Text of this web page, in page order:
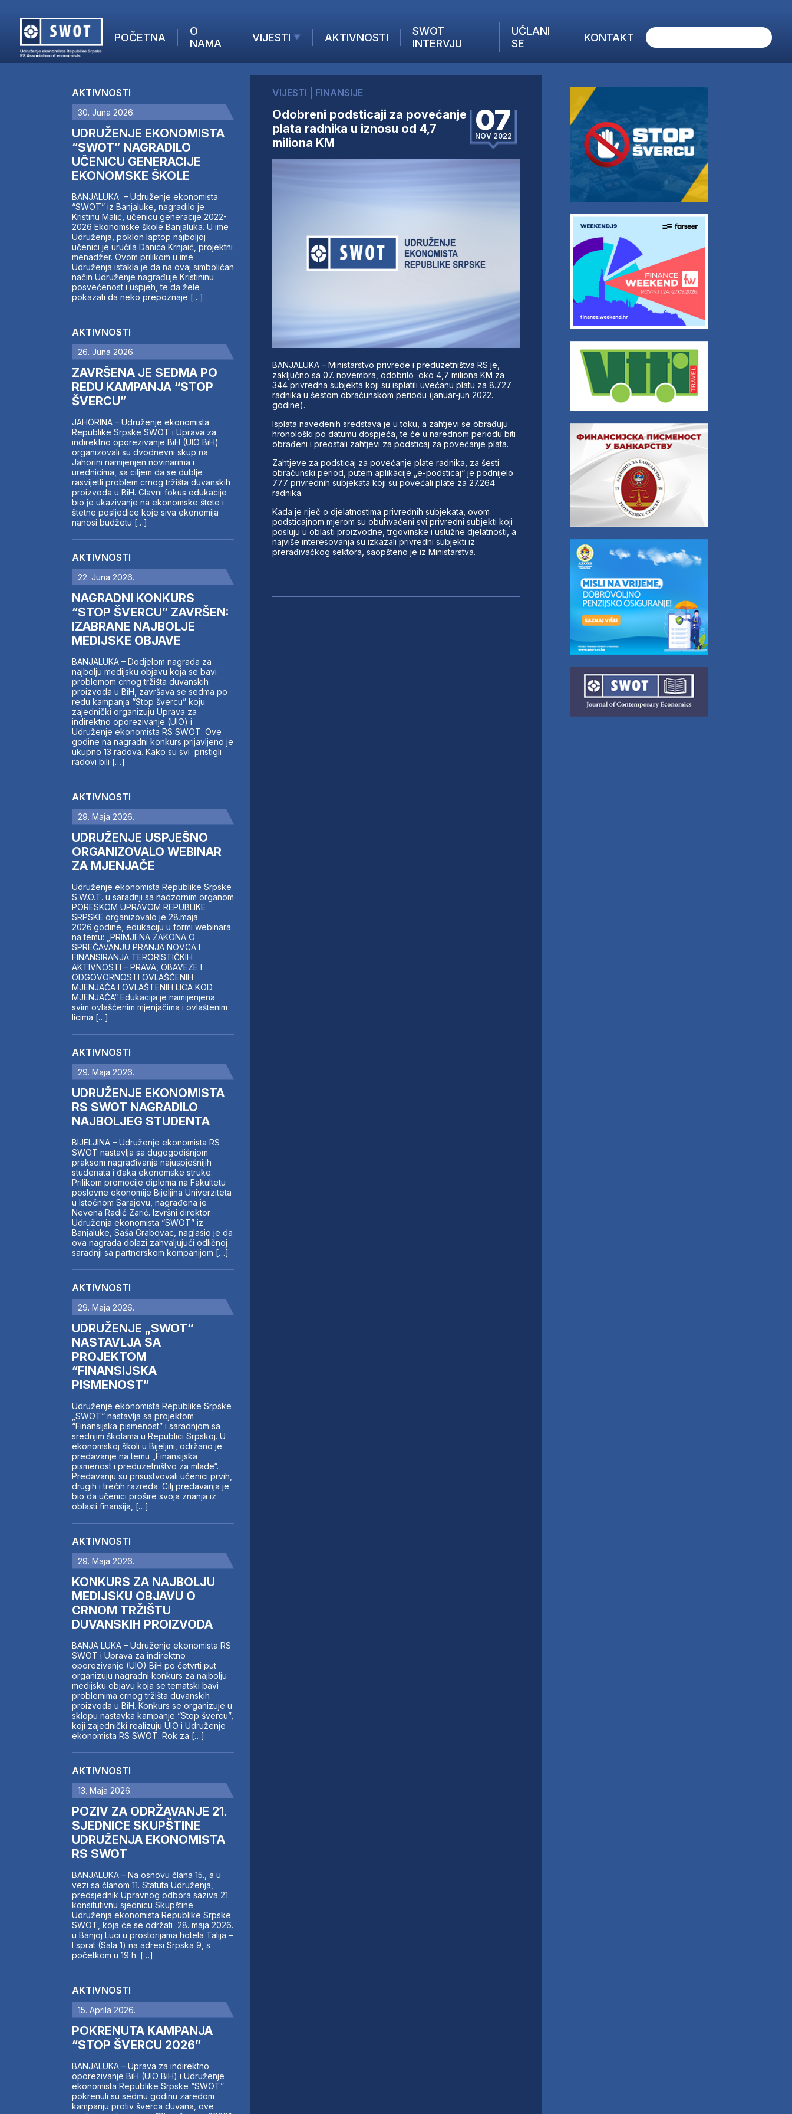
POČETNA
O
NAMA
VIJESTI
AKTUELNO
KOMPANIJE
FINANSIJE
IZ STRANIH MEDIJA
AKTIVNOSTI
SWOT
INTERVJU
UČLANI
SE
KONTAKT
AKTUELNO
ANALIZE
KOMPANIJE
FINANSIJE
IZ STRANIH MEDIJA
AKTIVNOSTI
SWOT INTERVJU
UČLANI SE
KONTAKT
AKTIVNOSTI
30. Juna 2026.
UDRUŽENJE EKONOMISTA
“SWOT” NAGRADILO
UČENICU GENERACIJE
EKONOMSKE ŠKOLE
BANJALUKA – Udruženje ekonomista
“SWOT” iz Banjaluke, nagradilo je
Kristinu Malić, učenicu generacije 2022-
2026 Ekonomske škole Banjaluka. U ime
Udruženja, poklon laptop najboljoj
učenici je uručila Danica Krnjaić, projektni
menadžer. Ovom prilikom u ime
Udruženja istakla je da na ovaj simboličan
način Udruženje nagrađuje Kristininu
posvećenost i uspjeh, te da žele
pokazati da neko prepoznaje […]
AKTIVNOSTI
26. Juna 2026.
ZAVRŠENA JE SEDMA PO
REDU KAMPANJA “STOP
ŠVERCU”
JAHORINA – Udruženje ekonomista
Republike Srpske SWOT i Uprava za
indirektno oporezivanje BiH (UIO BiH)
organizovali su dvodnevni skup na
Jahorini namijenjen novinarima i
urednicima, sa ciljem da se dublje
rasvijetli problem crnog tržišta duvanskih
proizvoda u BiH. Glavni fokus edukacije
bio je ukazivanje na ekonomske štete i
štetne posljedice koje siva ekonomija
nanosi budžetu […]
AKTIVNOSTI
22. Juna 2026.
NAGRADNI KONKURS
“STOP ŠVERCU” ZAVRŠEN:
IZABRANE NAJBOLJE
MEDIJSKE OBJAVE
BANJALUKA – Dodjelom nagrada za
najbolju medijsku objavu koja se bavi
problemom crnog tržišta duvanskih
proizvoda u BiH, završava se sedma po
redu kampanja “Stop švercu” koju
zajednički organizuju Uprava za
indirektno oporezivanje (UIO) i
Udruženje ekonomista RS SWOT. Ove
godine na nagradni konkurs prijavljeno je
ukupno 13 radova. Kako su svi pristigli
radovi bili […]
AKTIVNOSTI
29. Maja 2026.
UDRUŽENJE USPJEŠNO
ORGANIZOVALO WEBINAR
ZA MJENJAČE
Udruženje ekonomista Republike Srpske
S.W.O.T. u saradnji sa nadzornim organom
PORESKOM UPRAVOM REPUBLIKE
SRPSKE organizovalo je 28.maja
2026.godine, edukaciju u formi webinara
na temu: „PRIMJENA ZAKONA O
SPREČAVANJU PRANJA NOVCA I
FINANSIRANJA TERORISTIČKIH
AKTIVNOSTI – PRAVA, OBAVEZE I
ODGOVORNOSTI OVLAŠĆENIH
MJENJAČA I OVLAŠTENIH LICA KOD
MJENJAČA“ Edukacija je namijenjena
svim ovlašćenim mjenjačima i ovlaštenim
licima […]
AKTIVNOSTI
29. Maja 2026.
UDRUŽENJE EKONOMISTA
RS SWOT NAGRADILO
NAJBOLJEG STUDENTA
BIJELJINA – Udruženje ekonomista RS
SWOT nastavlja sa dugogodišnjom
praksom nagrađivanja najuspješnijih
studenata i đaka ekonomske struke.
Prilikom promocije diploma na Fakultetu
poslovne ekonomije Bijeljina Univerziteta
u Istočnom Sarajevu, nagrađena je
Nevena Radić Zarić. Izvršni direktor
Udruženja ekonomista “SWOT” iz
Banjaluke, Saša Grabovac, naglasio je da
ova nagrada dolazi zahvaljujući odličnoj
saradnji sa partnerskom kompanijom […]
AKTIVNOSTI
29. Maja 2026.
UDRUŽENJE „SWOT“
NASTAVLJA SA
PROJEKTOM
“FINANSIJSKA
PISMENOST”
Udruženje ekonomista Republike Srpske
„SWOT“ nastavlja sa projektom
“Finansijska pismenost” i saradnjom sa
srednjim školama u Republici Srpskoj. U
ekonomskoj školi u Bijeljini, održano je
predavanje na temu „Finansijska
pismenost i preduzetništvo za mlade“.
Predavanju su prisustvovali učenici prvih,
drugih i trećih razreda. Cilj predavanja je
bio da učenici prošire svoja znanja iz
oblasti finansija, […]
AKTIVNOSTI
29. Maja 2026.
KONKURS ZA NAJBOLJU
MEDIJSKU OBJAVU O
CRNOM TRŽIŠTU
DUVANSKIH PROIZVODA
BANJA LUKA – Udruženje ekonomista RS
SWOT i Uprava za indirektno
oporezivanje (UIO) BiH po četvrti put
organizuju nagradni konkurs za najbolju
medijsku objavu koja se tematski bavi
problemima crnog tržišta duvanskih
proizvoda u BiH. Konkurs se organizuje u
sklopu nastavka kampanje “Stop švercu”,
koji zajednički realizuju UIO i Udruženje
ekonomista RS SWOT. Rok za […]
AKTIVNOSTI
13. Maja 2026.
POZIV ZA ODRŽAVANJE 21.
SJEDNICE SKUPŠTINE
UDRUŽENJA EKONOMISTA
RS SWOT
BANJALUKA – Na osnovu člana 15., a u
vezi sa članom 11. Statuta Udruženja,
predsjednik Upravnog odbora saziva 21.
konsitutivnu sjednicu Skupštine
Udruženja ekonomista Republike Srpske
SWOT, koja će se održati 28. maja 2026.
u Banjoj Luci u prostorijama hotela Talija –
I sprat (Sala 1) na adresi Srpska 9, s
početkom u 19 h. […]
AKTIVNOSTI
15. Aprila 2026.
POKRENUTA KAMPANJA
“STOP ŠVERCU 2026”
BANJALUKA – Uprava za indirektno
oporezivanje BiH (UIO BiH) i Udruženje
ekonomista Republike Srpske “SWOT”
pokrenuli su sedmu godinu zaredom
kampanju protiv šverca duvana, ove
VIJESTI FINANSIJE
Odobreni podsticaji za povećanje
plata radnika u iznosu od 4,7
miliona KM
07
NOV 2022
BANJALUKA – Ministarstvo privrede i preduzetništva RS je,
zaključno sa 07. novembra, odobrilo oko 4,7 miliona KM za
344 privredna subjekta koji su isplatili uvećanu platu za 8.727
radnika u šestom obračunskom periodu (januar-jun 2022.
godine).
Isplata navedenih sredstava je u toku, a zahtjevi se obrađuju
hronološki po datumu dospjeća, te će u narednom periodu biti
obrađeni i preostali zahtjevi za podsticaj za povećanje plata.
Zahtjeve za podsticaj za povećanje plate radnika, za šesti
obračunski period, putem aplikacije „e-podsticaj“ je podnijelo
777 privrednih subjekata koji su povećali plate za 27.264
radnika.
Kada je riječ o djelatnostima privrednih subjekata, ovom
podsticajnom mjerom su obuhvaćeni svi privredni subjekti koji
posluju u oblasti proizvodne, trgovinske i uslužne djelatnosti, a
najviše interesovanja su izkazali privredni subjekti iz
prerađivačkog sektora, saopšteno je iz Ministarstva.